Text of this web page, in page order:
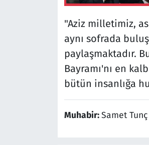
"Aziz milletimiz,
aynı sofrada
paylaşmaktadır.
Bayramı'nı en
bütün insanlığa
Muhabir:Samet Tunç